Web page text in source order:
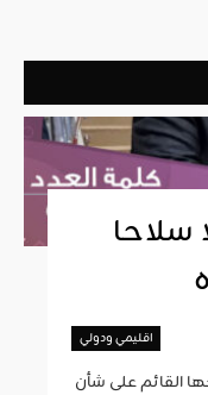
اقليمي ودولي